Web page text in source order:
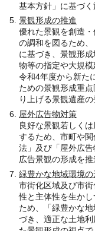
基本方針」に基づく
景観形成の推進
優れた景観を創造
の調和を図るため、
に基づき、景観形
物等の指定や大規模
令和4年度から新た
ための景観形成重
り上げる景観遺産の
屋外広告物対策
良好な景観若しく
するため、市町や
法」及び「屋外広
広告景観の形成を推
緑豊かな地域環境
市街化区域及び市
性と主体性を生か
ため、「緑豊かな
づき、適正な土地